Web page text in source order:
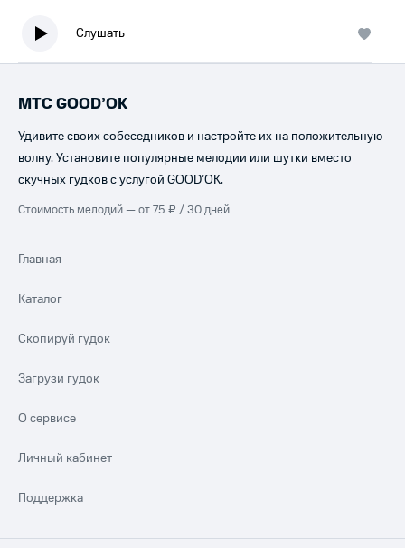
Слушать
МТС GOOD’OK
Удивите своих собеседников и настройте их на положительную
волну. Установите популярные мелодии или шутки вместо
скучных гудков с услугой GOOD’OK.
Стоимость мелодий — от 75 ₽ / 30 дней
Главная
Каталог
Скопируй гудок
Загрузи гудок
О сервисе
Личный кабинет
Поддержка